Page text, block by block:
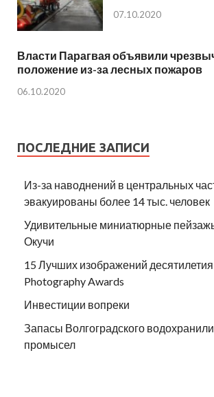
07.10.2020
Власти Парагвая объявили
положение из-за лесных пожаров
06.10.2020
ПОСЛЕДНИЕ ЗАПИСИ
Из-за наводнений в центральных
эвакуированы более 14 тыс. человек
Удивительные миниатюрные
Окучи
15 Лучших изображений
Photography Awards
Инвестиции вопреки
Запасы Волгоградского
промысел